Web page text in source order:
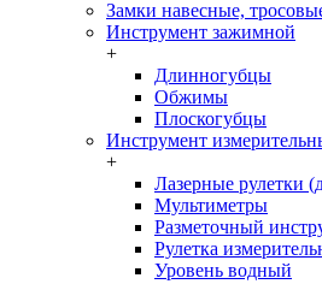
Замки навесные,
Инструмент зажимной
+
Длинногубцы
Обжимы
Плоскогубцы
Инструмент
+
Лазерные рулетки
Мультиметры
Разметочный
Рулетка
Уровень водный